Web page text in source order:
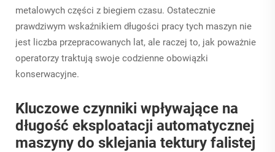
metalowych części z biegiem czasu. Ostatecznie
prawdziwym wskaźnikiem długości pracy tych maszyn nie
jest liczba przepracowanych lat, ale raczej to, jak poważnie
operatorzy traktują swoje codzienne obowiązki
konserwacyjne.
Kluczowe czynniki wpływające na
długość eksploatacji automatycznej
maszyny do sklejania tektury falistej